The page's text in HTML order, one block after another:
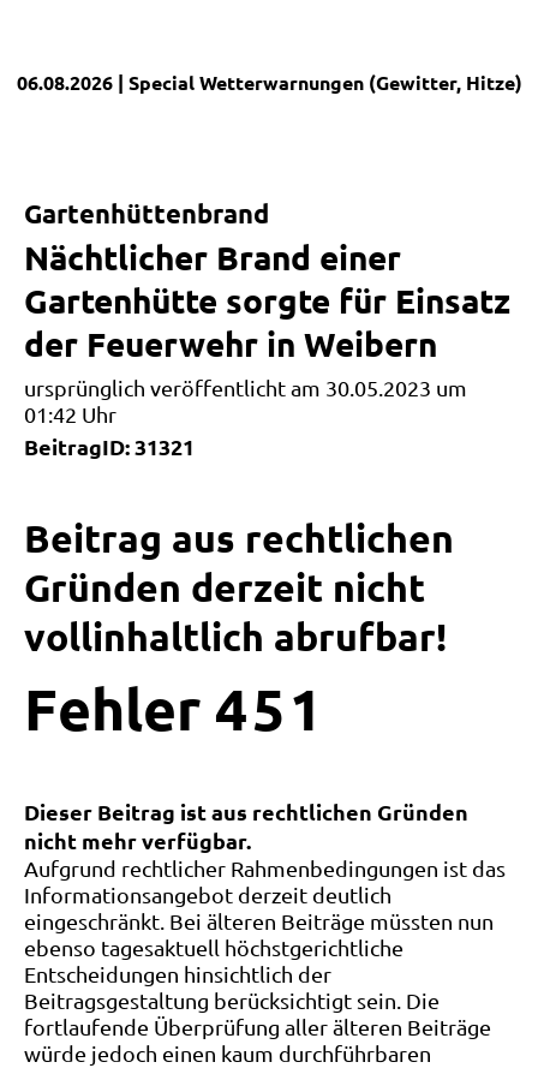
06.08.2026 | SpecialWetterwarnungen (Gewitter, Hitze)
Gartenhüttenbrand
Nächtlicher Brand einer
Gartenhütte sorgte für Einsatz
der Feuerwehr in Weibern
ursprünglich veröffentlicht am 30.05.2023 um
01:42 Uhr
BeitragID: 31321
Beitrag aus rechtlichen
Gründen derzeit nicht
vollinhaltlich abrufbar!
Fehler 4 5 1
Dieser Beitrag ist aus rechtlichen Gründen
nicht mehr verfügbar.
Aufgrund rechtlicher Rahmenbedingungen ist das
Informationsangebot derzeit deutlich
eingeschränkt. Bei älteren Beiträge müssten nun
ebenso tagesaktuell höchstgerichtliche
Entscheidungen hinsichtlich der
Beitragsgestaltung berücksichtigt sein. Die
fortlaufende Überprüfung aller älteren Beiträge
würde jedoch einen kaum durchführbaren